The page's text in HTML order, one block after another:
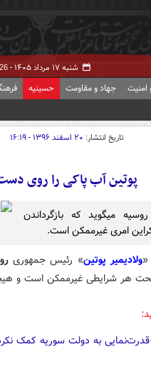
شنبه ۱۷ مرداد ۱۴۰۵ -
امنیت جهاد و مقاومت حسینیه
تاریخ انتشار: ۲۰ اسفند ۱۳۹۶ - ۱۶:۱۹
پوتین آب پاکی را روی
میگوید که بازگرداندن
امری غیرممکن است.
«ولادیمیر پوتین» رئیس جمهوری
هر شرایطی غیرممکن است و
قدرت‌نمایی به دولت سوریه کمک